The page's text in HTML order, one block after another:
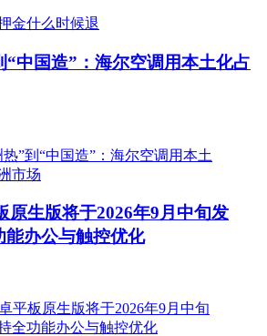
“中国造”：海尔空调用本土化占
原生版将于2026年9月中旬发
能办公与触控优化